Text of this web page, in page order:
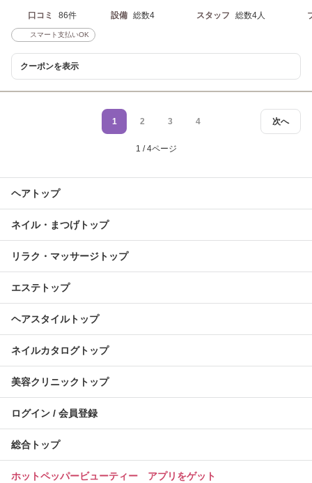
口コミ 86件 設備 総数4 スタッフ 総数4人
スマート支払いOK
クーポンを表示
次へ
1 2 3 4
1 / 4ページ
ヘアトップ
ネイル・まつげトップ
リラク・マッサージトップ
エステトップ
ヘアスタイルトップ
ネイルカタログトップ
美容クリニックトップ
ログイン / 会員登録
総合トップ
ホットペッパービューティー アプリをゲット